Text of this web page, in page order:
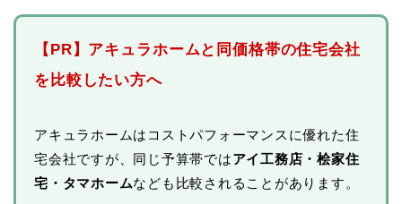
【PR】アキュラホームと同価格帯の住宅会社
を比較したい方へ
アキュラホームはコストパフォーマンスに優れた住
宅会社ですが、同じ予算帯ではアイ工務店・桧家住
宅・タマホームなども比較されることがあります。